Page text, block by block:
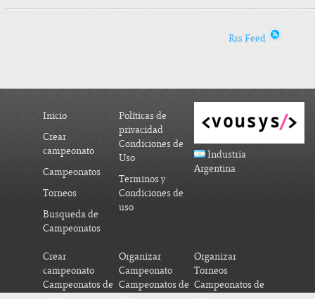
Rss Feed
Inicio
Crear
campeonato
Campeonatos
Torneos
Busqueda de
Campeonatos
Políticas de
privacidad
Condiciones de
Uso
Terminos y
Condiciones de
uso
Industria
Argentina
Crear
campeonato
Organizar
Campeonato
Organizar
Torneos
Campeonatos de Campeonatos de Campeonatos de